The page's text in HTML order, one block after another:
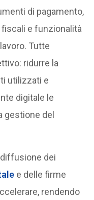
di pagamento,
fiscali e funzionalità
Tutte
ridurre la
utilizzati e
digitale le
gestione del
diffusione dei
e delle firme
rendendo